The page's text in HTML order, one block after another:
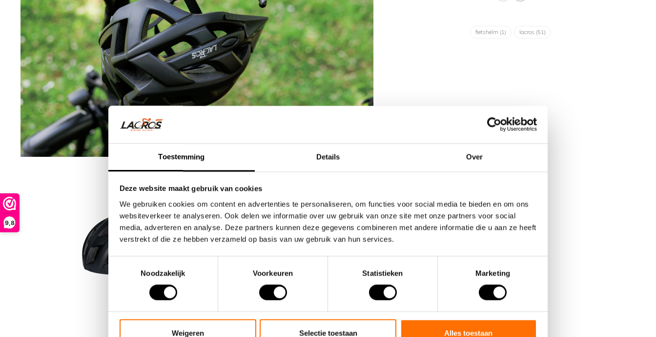
9,8
Toestemming Details Over
Deze website maakt gebruik van cookies
We gebruiken cookies om content en advertenties te personaliseren, om functies voor social media te bieden en om ons
websiteverkeer te analyseren. Ook delen we informatie over uw gebruik van onze site met onze partners voor social
media, adverteren en analyse. Deze partners kunnen deze gegevens combineren met andere informatie die u aan ze heeft
verstrekt of die ze hebben verzameld op basis van uw gebruik van hun services.
Toestemmingsselectie
Noodzakelijk
Voorkeuren Statistieken Marketing
Weigeren Selectie toestaan Alles toestaan
fietshelm (1) lacros (51)